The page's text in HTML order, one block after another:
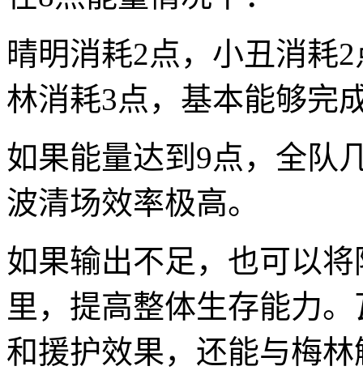
晴明消耗2点，小丑消耗
林消耗3点，基本能够完
如果能量达到9点，全队
波清场效率极高。
如果输出不足，也可以
里，提高整体生存能力
和援护效果，还能与梅